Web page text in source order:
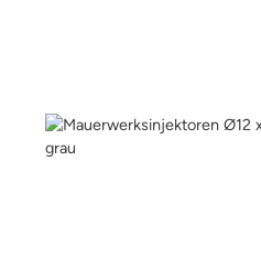
Bildergalerie überspringen